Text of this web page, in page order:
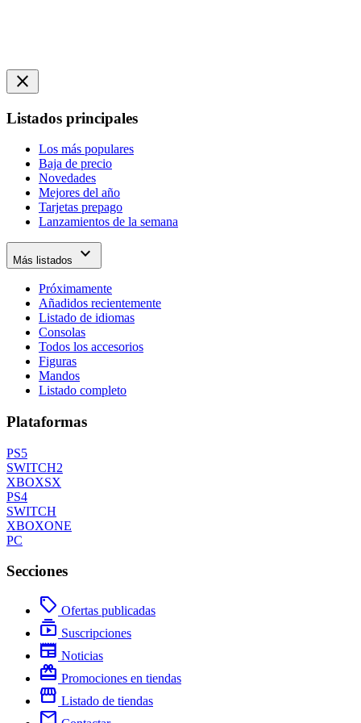
close
Listados principales
Los más populares
Baja de precio
Novedades
Mejores del año
Tarjetas prepago
Lanzamientos de la semana
Más listados expand_more
Próximamente
Añadidos recientemente
Listado de idiomas
Consolas
Todos los accesorios
Figuras
Mandos
Listado completo
Plataformas
PS5
SWITCH2
XBOXSX
PS4
SWITCH
XBOXONE
PC
Secciones
local_offer Ofertas publicadas
subscriptions Suscripciones
newspaper Noticias
redeem Promociones en tiendas
storefront Listado de tiendas
mail